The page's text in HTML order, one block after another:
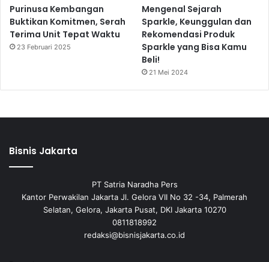
Purinusa Kembangan
Buktikan Komitmen, Serah
Terima Unit Tepat Waktu
23 Februari 2025
Mengenal Sejarah
Sparkle, Keunggulan dan
Rekomendasi Produk
Sparkle yang Bisa Kamu
Beli!
21 Mei 2024
Bisnis Jakarta
PT Satria Naradha Pers
Kantor Perwakilan Jakarta Jl. Gelora VII No 32 -34, Palmerah
Selatan, Gelora, Jakarta Pusat, DKI Jakarta 10270
0811818992
redaksi@bisnisjakarta.co.id